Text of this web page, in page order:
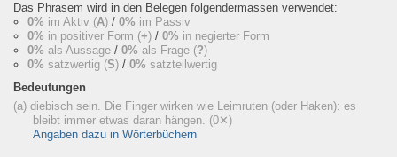
Das Phrasem wird in den Belegen folgendermassen verwendet:
0% im Aktiv (A) / 0% im Passiv
0% in positiver Form (+) / 0% in negierter Form
0% als Aussage / 0% als Frage (?)
0% satzwertig (S) / 0% satzteilwertig
Bedeutungen
(a) diebisch sein. Die Finger wirken wie Leimruten (oder Haken): es
bleibt immer etwas daran hängen. (0✕)
Angaben dazu in Wörterbüchern